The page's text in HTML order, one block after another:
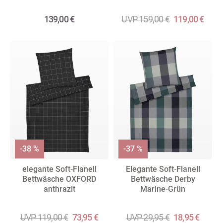
139,00 € UVP 159,00 € 119,00 €
elegante Soft-Flanell
Bettwäsche OXFORD
anthrazit
UVP 119,00 € 73,95 €
-38 %
Elegante Soft-Flanell
Bettwäsche Derby
Marine-Grün
UVP 29,95 € 18,95 €
-37 %